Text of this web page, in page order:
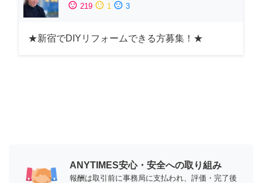
sentiment_satisfied 219 sentiment_neutral 1 sentiment_dissatisfied 3
★新宿でDIYリフォームできる方募集！★
ANYTIMES安心・安全への取り組み
報酬は取引前に事務局に支払われ、評価・完了後